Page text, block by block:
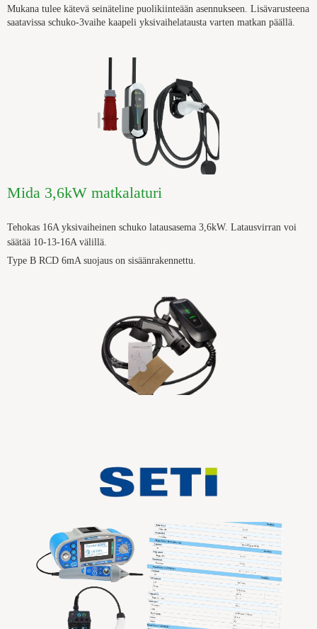
Mukana tulee kätevä seinäteline puolikiinteään asennukseen. Lisävarusteena
saatavissa schuko-3vaihe kaapeli yksivaihelatausta varten matkan päällä.
Mida 3,6kW matkalaturi
Tehokas 16A yksivaiheinen schuko latausasema 3,6kW. Latausvirran voi
säätää 10-13-16A välillä.
Type B RCD 6mA suojaus on sisäänrakennettu.